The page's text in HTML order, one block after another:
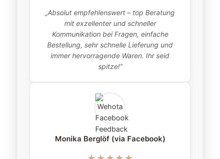
„Absolut empfehlenswert – top Beratung
mit exzellenter und schneller
Kommunikation bei Fragen, einfache
Bestellung, sehr schnelle Lieferung und
immer hervorragende Waren. Ihr seid
spitze!“
Monika Berglöf (via Facebook)